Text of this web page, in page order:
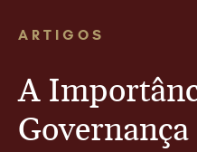
ARTIGOS
A